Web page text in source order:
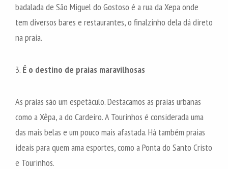
badalada de São Miguel do Gostoso é a rua da Xepa onde
tem diversos bares e restaurantes, o finalzinho dela dá direto
na praia.
3. É o destino de praias maravilhosas
As praias são um espetáculo. Destacamos as praias urbanas
como a Xêpa, a do Cardeiro. A Tourinhos é considerada uma
das mais belas e um pouco mais afastada. Há também praias
ideais para quem ama esportes, como a Ponta do Santo Cristo
e Tourinhos.